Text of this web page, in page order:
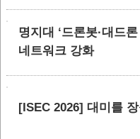
명지대 ‘드론봇·대드
네트워크 강화
[ISEC 2026] 대미를